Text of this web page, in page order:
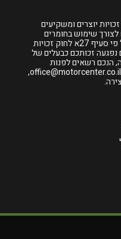
יוצרים ומשקיעים
לצורך שימוש בחומרים
המופיעים באתר. השימוש נעשה על פי סעיף 27א לחוק זכויות
אם לדעתכם נפגעה זכותכם כבעלים של
הנכם רשאים לפנות
office@motorcenter.co.il
,